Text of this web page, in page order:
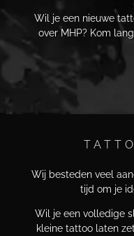
Wil je een nieuwe
over MHP? Kom
Wij besteden veel
tijd om je
Wil je een volledige
kleine tattoo laten